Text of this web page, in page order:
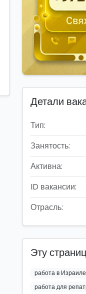
Детали
Тип:
Занятость:
Активна:
ID вакансии:
Отрасль:
Эту
работа в Израиле
работа для